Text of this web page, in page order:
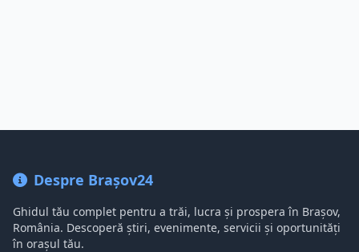
Despre Brașov24
Ghidul tău complet pentru a trăi, lucra și prospera în Brașov,
România. Descoperă știri, evenimente, servicii și oportunități
în orașul tău.